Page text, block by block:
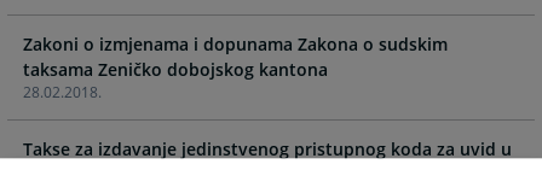
the
calendar
and
select
a
date.
the
calendar
and
a
date.
28.02.2018.
Zakoni o izmjenama i dopunama Zakona o sudskim
taksama Zeničko dobojskog kantona
Takse za izdavanje jedinstvenog pristupnog koda za uvid u